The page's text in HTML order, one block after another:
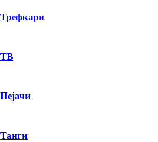
Трефкари
ТВ
Пејачи
Танги